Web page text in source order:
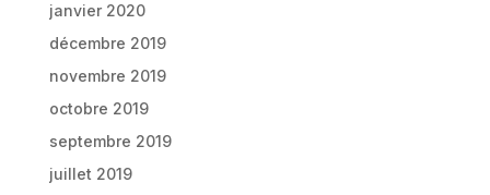
janvier 2020
décembre 2019
novembre 2019
octobre 2019
septembre 2019
juillet 2019